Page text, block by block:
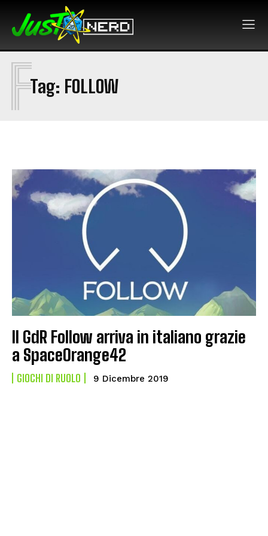
Tag: FOLLOW
F
Il GdR Follow arriva in italiano grazie
a SpaceOrange42
GIOCHI DI RUOLO 9 Dicembre 2019